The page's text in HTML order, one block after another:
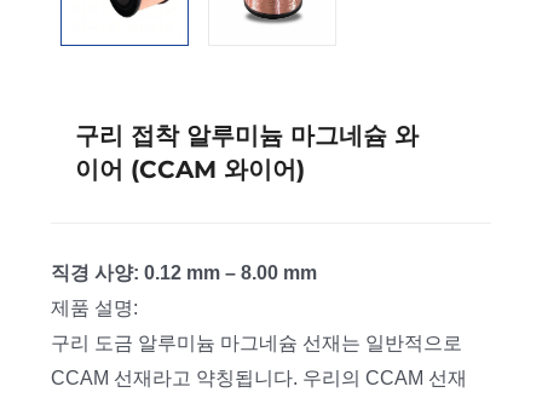
구리 접착 알루미늄 마그네슘 와
이어 (CCAM 와이어)
직경 사양: 0.12 mm – 8.00 mm
제품 설명:
구리 도금 알루미늄 마그네슘 선재는 일반적으로
CCAM 선재라고 약칭됩니다. 우리의 CCAM 선재